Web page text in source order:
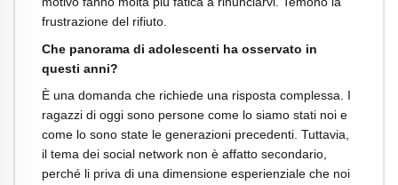
frustrazione del rifiuto.
Che panorama di adolescenti ha osservato in
questi anni?
È una domanda che richiede una risposta complessa. I
ragazzi di oggi sono persone come lo siamo stati noi e
come lo sono state le generazioni precedenti. Tuttavia,
il tema dei social network non è affatto secondario,
perché li priva di una dimensione esperienziale che noi